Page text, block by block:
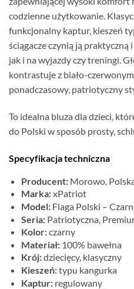
codzienne użytkowanie.
funkcjonalny kaptur, kieszeń
ściągacze czynią ją praktyczną
jak i na wyjazdy czy treningi.
kontrastuje z biało-
ponadczasowy, patriotyczny
To idealna bluza dla dzieci,
do Polski w sposób prosty,
Specyfikacja techniczna
Producent:Morowo,
Marka:xPatriot
Model:Flaga Polski –
Seria:Patriotyczna,
Kolor:czarny
Materiał:100% bawełna
Krój:dziecięcy, klasyczny
Kieszeń:typu kangurka
Kaptur:regulowany